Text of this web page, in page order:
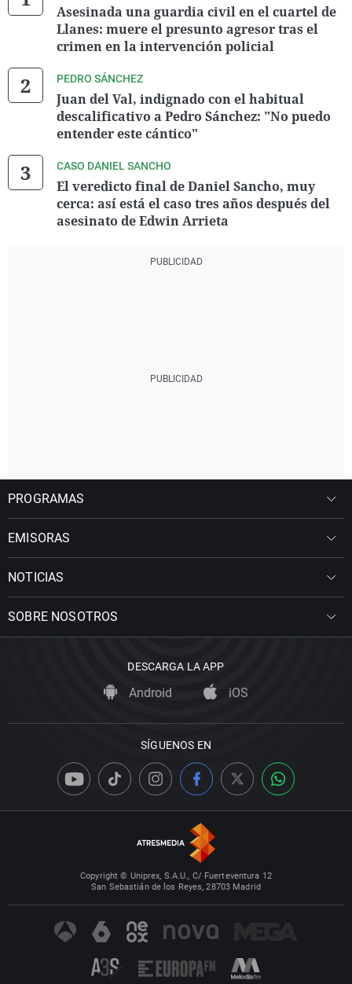
Asesinada una guardia civil en el cuartel de
Llanes: muere el presunto agresor tras el
crimen en la intervención policial
PEDRO SÁNCHEZ
Juan del Val, indignado con el habitual
descalificativo a Pedro Sánchez: "No puedo
entender este cántico"
CASO DANIEL SANCHO
El veredicto final de Daniel Sancho, muy
cerca: así está el caso tres años después del
asesinato de Edwin Arrieta
PROGRAMAS
EMISORAS
NOTICIAS
SOBRE NOSOTROS
DESCARGA LA APP
Android iOS
SÍGUENOS EN
Copyright © Uniprex, S.A.U., C/ Fuerteventura 12
San Sebastián de los Reyes, 28703 Madrid